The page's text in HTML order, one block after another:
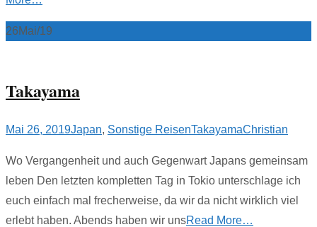
26Mai/19
Takayama
Mai 26, 2019Japan, Sonstige ReisenTakayamaChristian
Wo Vergangenheit und auch Gegenwart Japans gemeinsam
leben Den letzten kompletten Tag in Tokio unterschlage ich
euch einfach mal frecherweise, da wir da nicht wirklich viel
erlebt haben. Abends haben wir unsRead More…